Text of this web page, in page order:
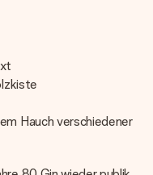
Hauch verschiedener